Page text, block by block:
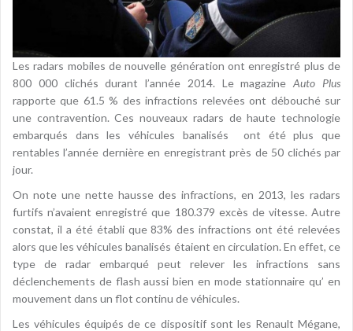
Les radars mobiles de nouvelle génération ont enregistré plus de
800 000 clichés durant l’année 2014. Le magazineAuto Plus
rapporte que 61.5 % des infractions relevées ont débouché sur
une contravention. Ces nouveaux radars de haute technologie
embarqués dans les véhicules banalisés ont été plus que
rentables l’année dernière en enregistrant près de 50 clichés par
jour.
On note une nette hausse des infractions, en 2013, les radars
furtifs n’avaient enregistré que 180.379 excès de vitesse. Autre
constat, il a été établi que 83% des infractions ont été relevées
alors que les véhicules banalisés étaient en circulation. En effet, ce
type de radar embarqué peut relever les infractions sans
déclenchements de flash aussi bien en mode stationnaire qu’ en
mouvement dans un flot continu de véhicules.
Les véhicules équipés de ce dispositif sont les Renault Mégane,